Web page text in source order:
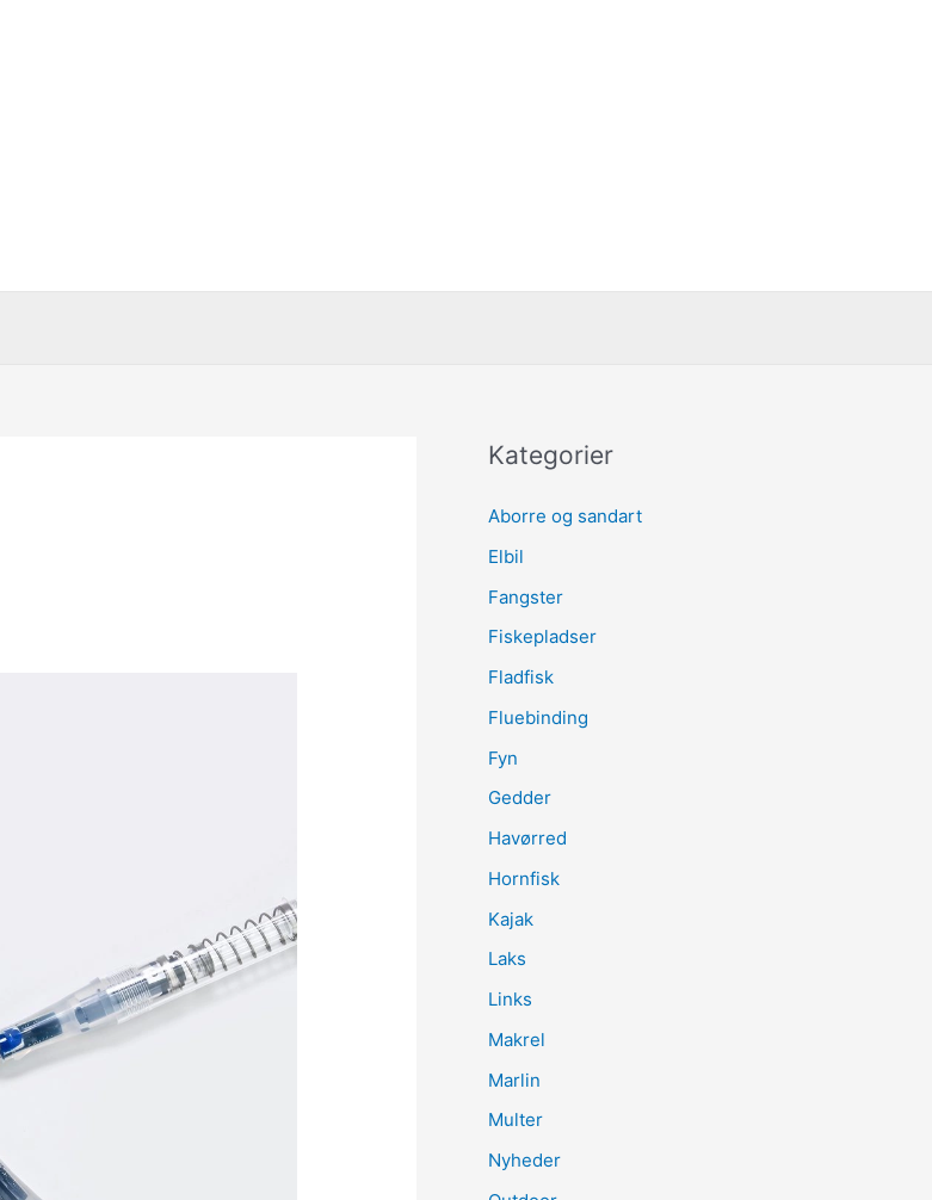
Kategorier
Aborre og sandart
Elbil
Fangster
Fiskepladser
Fladfisk
Fluebinding
Fyn
Gedder
Havørred
Hornfisk
Kajak
Laks
Links
Makrel
Marlin
Multer
Nyheder